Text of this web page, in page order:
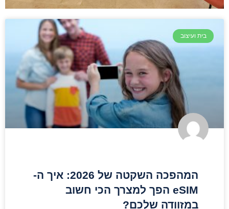
בית ועיצוב
המהפכה השקטה של 2026: איך ה-
eSIM הפך למצרך הכי חשוב
במזוודה שלכם?